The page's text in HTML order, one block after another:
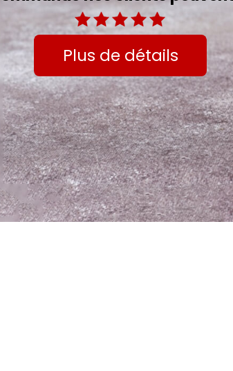
Plus de détails